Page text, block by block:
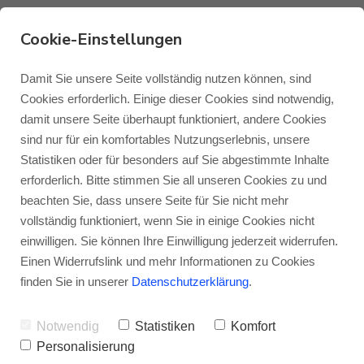
Monitor Audio
Monitor Audio Custom Install
Roksan
Blok
Blog Monitor Audio
Blog Roksan
Blog Blok
Monitor Audio Creator –
Unsichtbare
Lautsprecher, unerhört
gut
Cookie-Einstellungen
Damit Sie unsere Seite vollständig nutzen können, sind
Cookies erforderlich. Einige dieser Cookies sind notwendig,
damit unsere Seite überhaupt funktioniert, andere Cookies
sind nur für ein komfortables Nutzungserlebnis, unsere
Statistiken oder für besonders auf Sie abgestimmte Inhalte
erforderlich. Bitte stimmen Sie all unseren Cookies zu und
beachten Sie, dass unsere Seite für Sie nicht mehr
vollständig funktioniert, wenn Sie in einige Cookies nicht
einwilligen. Sie können Ihre Einwilligung jederzeit widerrufen.
Einen Widerrufslink und mehr Informationen zu Cookies
finden Sie in unserer Datenschutzerklärung.
Notwendig Statistiken
Komfort
Personalisierung